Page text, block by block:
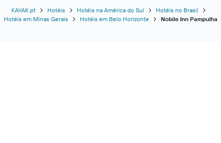
KAYAK.pt Hotéis Hotéis na América do Sul
Hotéis no Brasil
Hotéis em Minas Gerais
Hotéis em Belo Horizonte Nobile Inn Pampulha